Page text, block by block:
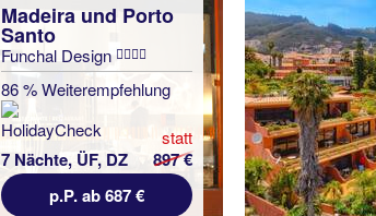
Madeira und Porto
Santo
Funchal Design
86 % Weiterempfehlung
7 Nächte, ÜF, DZ
statt
897 €
p.P. ab 687 €